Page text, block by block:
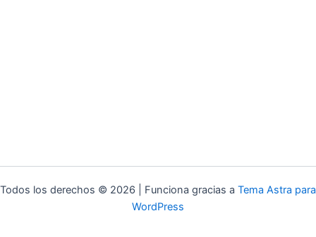
Todos los derechos © 2026 | Funciona gracias a Tema Astra para
WordPress